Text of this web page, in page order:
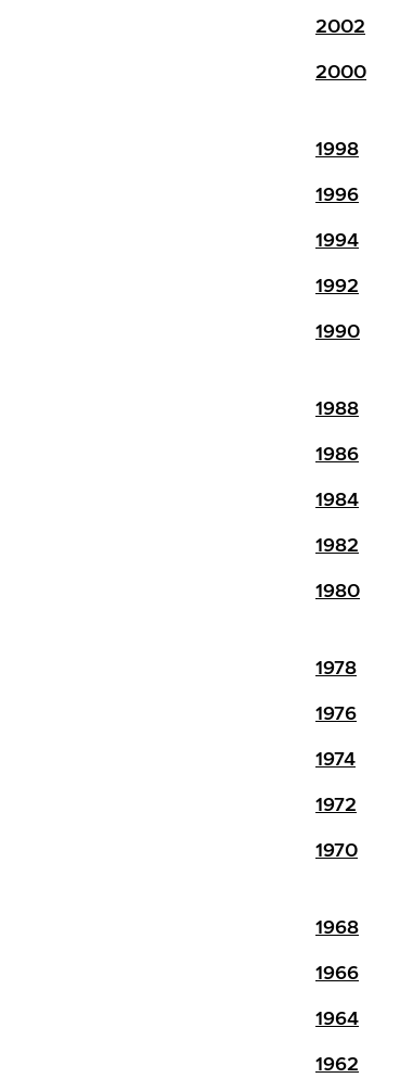
2002
2000
1998
1996
1994
1992
1990
1988
1986
1984
1982
1980
1978
1976
1974
1972
1970
1968
1966
1964
1962